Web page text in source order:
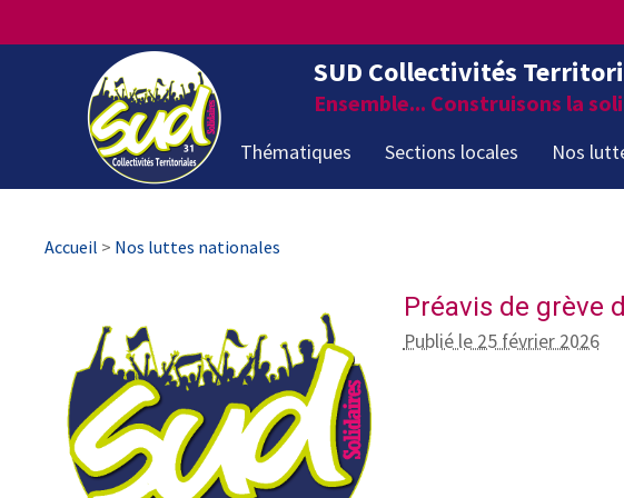
SUD Collectivités
Ensemble... Construisons la
Thématiques Sections locales Nos
Accueil > Nos luttes nationales
Préavis de grève
Publié le 25 février 2026